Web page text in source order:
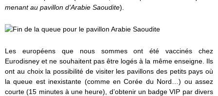
menant au pavillon d’Arabie Saoudite).
Les européens que nous sommes ont été vaccinés chez
Eurodisney et ne souhaitent pas être logés à la même enseigne. Ils
ont au choix la possibilité de visiter les pavillons des petits pays où
la queue est inexistante (comme en Corée du Nord…) ou assez
courte (15 minutes à une heure), d’obtenir un badge VIP par divers